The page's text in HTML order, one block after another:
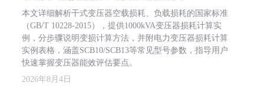
本文详细解析干式变压器空载损耗、负载损耗的国家标准
（GB/T 10228-2015），提供1000kVA变压器损耗计算实
例，分步骤说明变损计算方法，并附电力变压器损耗计算
实例表格，涵盖SCB10/SCB13等常见型号参数，指导用户
快速掌握变压器能效评估要点。
2026年8月4日